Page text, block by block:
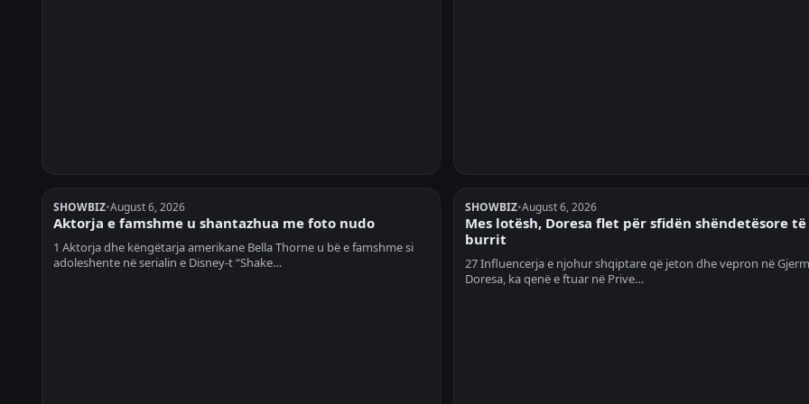
SHOWBIZ•August 6, 2026
Aktorja e famshme u shantazhua me foto nudo
1 Aktorja dhe këngëtarja amerikane Bella Thorne u bë e famshme si
adoleshente në serialin e Disney-t “Shake…
SHOWBIZ•August 6, 2026
Mes lotësh, Doresa flet për sfidën shëndetësore të
burrit
27 Influencerja e njohur shqiptare që jeton dhe vepron në
Doresa, ka qenë e ftuar në Prive…